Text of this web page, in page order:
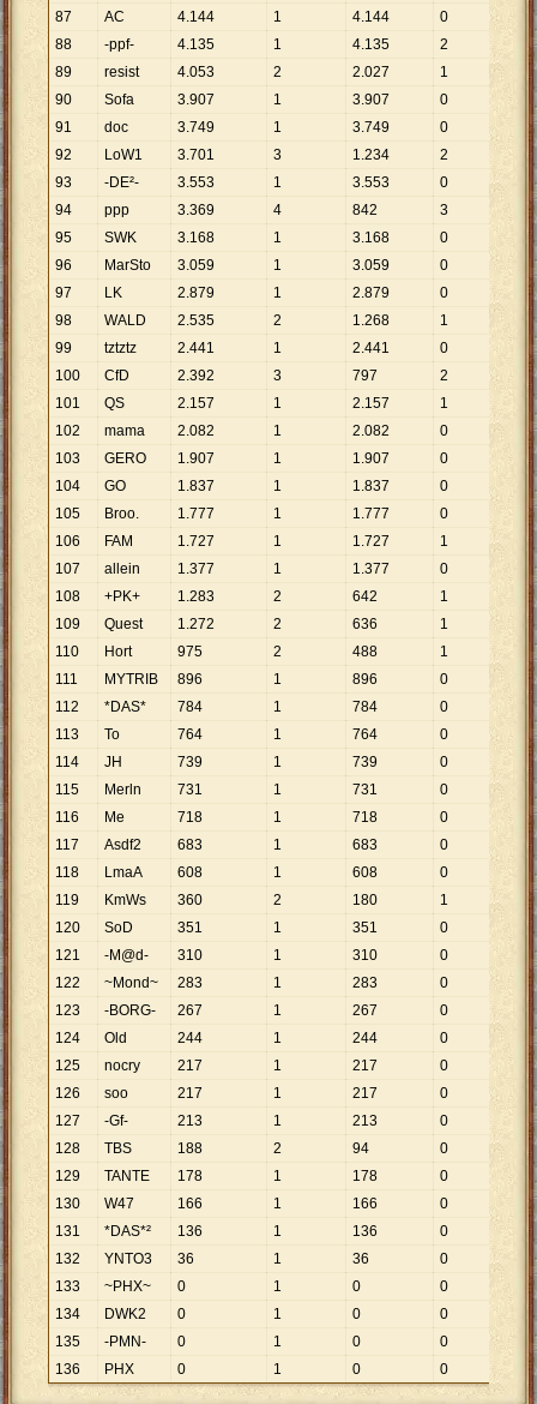
87
AC 4.144 1 4.144
0
88
-ppf- 4.135 1 4.135 2
068
89
resist 4.053 2 2.027 1
053
90
Sofa 3.907 1 3.907
0
91
doc 3.749 1 3.749
0
92
LoW1 3.701 3 1.234 2 . 851
93
-DE²- 3.553 1 3.553
0
94
ppp 3.369 4 842 3 1
123
95
SWK 3.168 1 3.168
0
96
MarSto 3.059 1 3.059
0
97
LK 2.879 1 2.879
0
98
WALD 2.535 2 1.268 1
535
99
tztztz 2.441 1 2.441
0
100
CfD 2.392 3 797 2
196
101
QS 2.157 1 2.157 1
102
mama 2.082 1 2.082
0
103
GERO 1.907 1 1.907
0
104
GO 1.837 1 1.837
0
105
Broo. 1.777 1 1.777
0
106
FAM 1.727 1 1.727 1
727
107
allein 1.377 1 1.377
0
108
+PK+ 1.283 2 642 1
283
109
Quest 1.272 2 636 1 1. 272
110
Hort 975 2 488 1
975
111
MYTRIB 896 1 896
0
112
*DAS* 784 1 784
0
113
To 764 1 764
0
114
JH 739 1 739
0
115
Merln 731 1 731
0
116
Me 718 1 718
0
117
Asdf2 683 1 683
0
118
LmaA 608 1 608
0
119
KmWs 360 2 180 1
120
SoD 351 1 351
0
121
-M@d- 310 1 310
0
122
~Mond~ 283 1 283
0
123
-BORG- 267 1 267
0
124
Old 244 1 244
0
125
nocry 217 1 217
0
126
soo 217 1 217
0
127
-Gf- 213 1 213
0
128
TBS 188 2 94
0
129
TANTE 178 1 178
0
130
W47 166 1 166
0
131
*DAS*² 136 1 136
0
132
YNTO3 36 1 36
0
133
~PHX~ 0 1 0
0
134
DWK2 0 1 0
0
135
-PMN- 0 1 0
0
136
PHX 0 1 0 0